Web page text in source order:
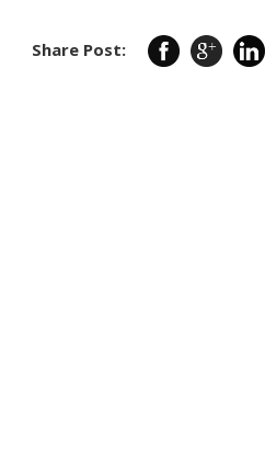
Share Post: